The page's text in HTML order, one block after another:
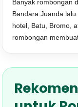
Banyak rombongan
Bandara Juanda
hotel, Batu, Bromo,
rombongan